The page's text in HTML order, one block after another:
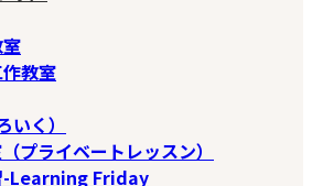
教室
く）
プライベートレッスン）
-Learning Friday